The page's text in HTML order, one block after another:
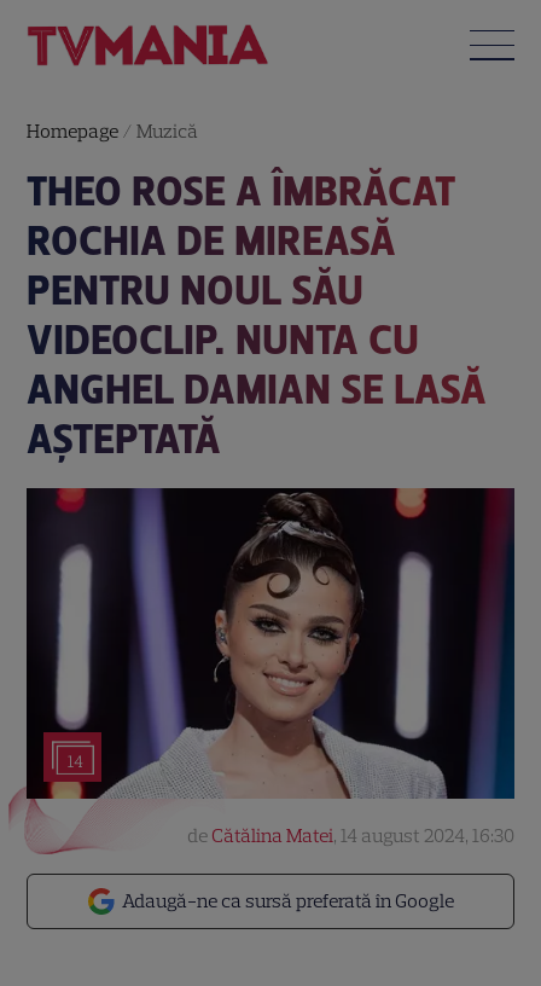
Homepage /Muzică
THEO ROSE A ÎMBRĂCAT
ROCHIA DE MIREASĂ
PENTRU NOUL SĂU
VIDEOCLIP. NUNTA CU
ANGHEL DAMIAN SE LASĂ
AȘTEPTATĂ
14
Adaugă-ne ca sursă preferată în Google
de Cătălina Matei, 14 august 2024, 16:30